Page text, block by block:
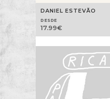
DANIEL ESTEVÃO
DESDE
17.99€